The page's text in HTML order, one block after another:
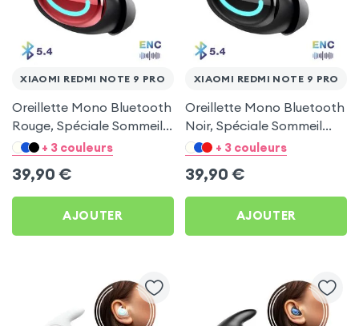
XIAOMI REDMI NOTE 9 PRO
Oreillette Mono Bluetooth
Rouge, Spéciale Sommeil
pour Xiaomi Redmi Note 9
+ 3 couleurs
39,90 €
AJOUTER
XIAOMI REDMI NOTE 9 PRO
Oreillette Mono Bluetooth
Noir, Spéciale Sommeil
pour Xiaomi Redmi Note 9
+ 3 couleurs
39,90 €
AJOUTER